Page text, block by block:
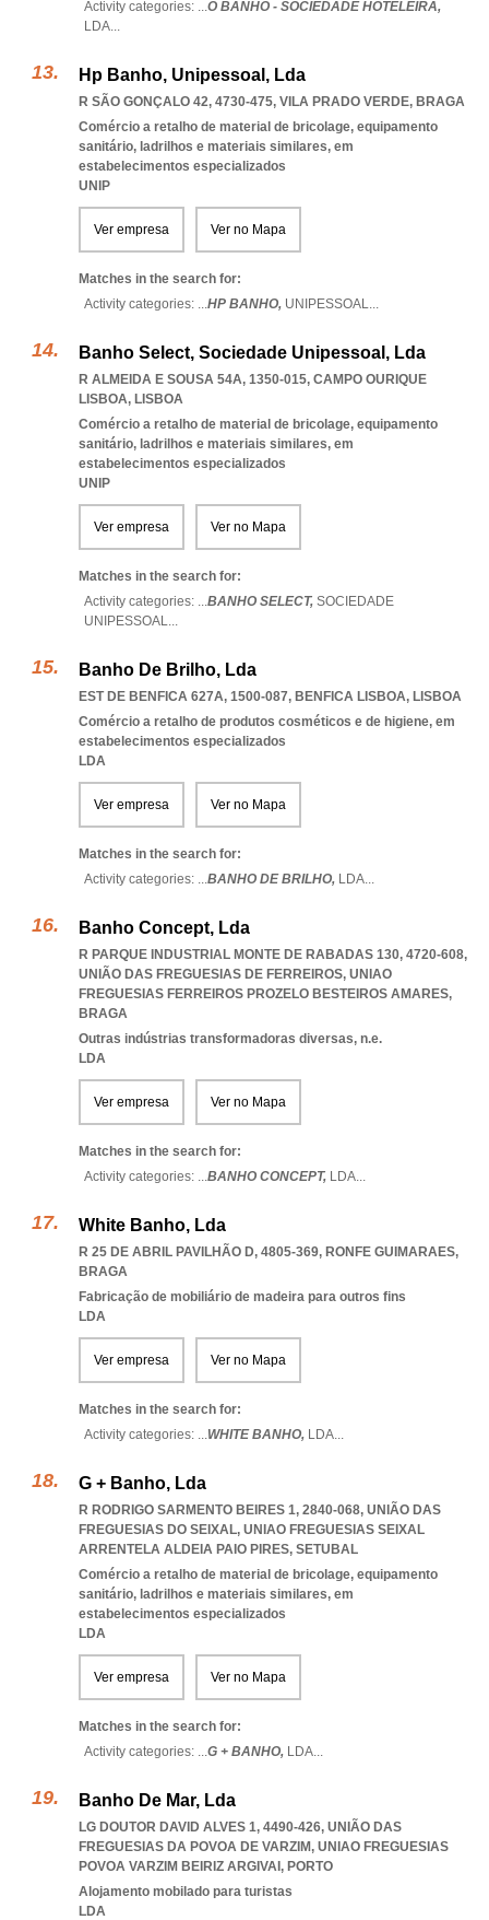
Activity categories: ...O BANHO - SOCIEDADE HOTELEIRA,
LDA...
Hp Banho, Unipessoal, Lda
R SÃO GONÇALO 42, 4730-475, VILA PRADO VERDE, BRAGA
Comércio a retalho de material de bricolage, equipamento
sanitário, ladrilhos e materiais similares, em
estabelecimentos especializados
UNIP
Ver empresa Ver no Mapa
Matches in the search for:
Activity categories: ...HP BANHO, UNIPESSOAL...
Banho Select, Sociedade Unipessoal, Lda
R ALMEIDA E SOUSA 54A, 1350-015, CAMPO OURIQUE
LISBOA, LISBOA
Comércio a retalho de material de bricolage, equipamento
sanitário, ladrilhos e materiais similares, em
estabelecimentos especializados
UNIP
Ver empresa Ver no Mapa
Matches in the search for:
Activity categories: ...BANHO SELECT, SOCIEDADE
UNIPESSOAL...
Banho De Brilho, Lda
EST DE BENFICA 627A, 1500-087, BENFICA LISBOA, LISBOA
Comércio a retalho de produtos cosméticos e de higiene, em
estabelecimentos especializados
LDA
Ver empresa Ver no Mapa
Matches in the search for:
Activity categories: ...BANHO DE BRILHO, LDA...
Banho Concept, Lda
R PARQUE INDUSTRIAL MONTE DE RABADAS 130, 4720-608,
UNIÃO DAS FREGUESIAS DE FERREIROS, UNIAO
FREGUESIAS FERREIROS PROZELO BESTEIROS AMARES,
BRAGA
Outras indústrias transformadoras diversas, n.e.
LDA
Ver empresa Ver no Mapa
Matches in the search for:
Activity categories: ...BANHO CONCEPT, LDA...
White Banho, Lda
R 25 DE ABRIL PAVILHÃO D, 4805-369, RONFE GUIMARAES,
BRAGA
Fabricação de mobiliário de madeira para outros fins
LDA
Ver empresa Ver no Mapa
Matches in the search for:
Activity categories: ...WHITE BANHO, LDA...
G + Banho, Lda
R RODRIGO SARMENTO BEIRES 1, 2840-068, UNIÃO DAS
FREGUESIAS DO SEIXAL, UNIAO FREGUESIAS SEIXAL
ARRENTELA ALDEIA PAIO PIRES, SETUBAL
Comércio a retalho de material de bricolage, equipamento
sanitário, ladrilhos e materiais similares, em
estabelecimentos especializados
LDA
Ver empresa Ver no Mapa
Matches in the search for:
Activity categories: ...G + BANHO, LDA...
Banho De Mar, Lda
LG DOUTOR DAVID ALVES 1, 4490-426, UNIÃO DAS
FREGUESIAS DA POVOA DE VARZIM, UNIAO FREGUESIAS
POVOA VARZIM BEIRIZ ARGIVAI , PORTO
Alojamento mobilado para turistas
LDA